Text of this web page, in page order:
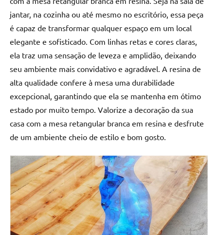
jantar, na cozinha ou até mesmo no escritório, essa peça
é capaz de transformar qualquer espaço em um local
elegante e sofisticado. Com linhas retas e cores claras,
ela traz uma sensação de leveza e amplidão, deixando
seu ambiente mais convidativo e agradável. A resina de
alta qualidade confere à mesa uma durabilidade
excepcional, garantindo que ela se mantenha em ótimo
estado por muito tempo. Valorize a decoração da sua
casa com a mesa retangular branca em resina e desfrute
de um ambiente cheio de estilo e bom gosto.